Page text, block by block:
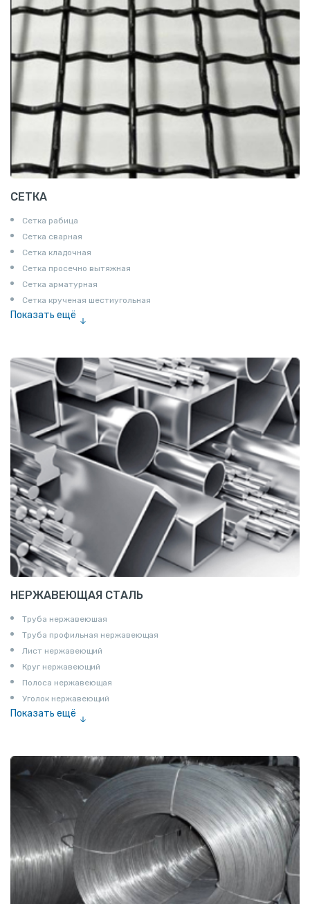
СЕТКА
Сетка рабица
Сетка сварная
Сетка кладочная
Сетка просечно вытяжная
Сетка арматурная
Сетка крученая шестиугольная
Показать ещё
НЕРЖАВЕЮЩАЯ СТАЛЬ
Труба нержавеюшая
Труба профильная нержавеющая
Лист нержавеющий
Круг нержавеющий
Полоса нержавеющая
Уголок нержавеющий
Показать ещё